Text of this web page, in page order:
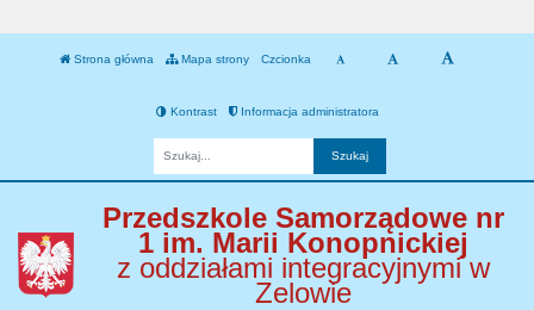
Strona główna Mapa strony Czcionka
Kontrast Informacja administratora
Przedszkole Samorządowe nr
1 im. Marii Konopnickiej
z oddziałami integracyjnymi w
Zelowie